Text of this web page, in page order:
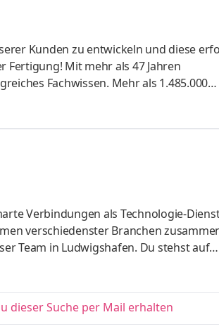
Kunden zu entwickeln und diese
Fertigung! Mit mehr als 47 Jahren
Fachwissen. Mehr als 1.485.000
Softwarelösungen, um ihre
Unternehmen mit rund 530
unseres Teams für unseren
Aufgaben W
Verbindungen als Technologie-
verschiedenster Branchen
Team in Ludwigshafen. Du stehst auf
Dann steig bei uns ein und mach den
sowie regelmäßige
dieser Suche per Mail erhalten